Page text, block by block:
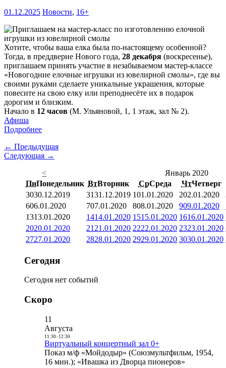
01.12.2025 Новости, 16+
Хотите, чтобы ваша елка была по-настоящему особенной?
Тогда, в преддверие Нового года, 28 декабря (воскресенье),
приглашаем принять участие в незабываемом мастер-классе
«Новогодние елочные игрушки из ювелирной смолы», где вы
своими руками сделаете уникальные украшения, которые
повесите на свою елку или преподнесёте их в подарок
дорогим и близким.
Начало в 12 часов (М. Ульяновой, 1, 1 этаж, зал № 2).
Афиша
Подробнее
← Предыдущая
Следующая →
<
Январь 2020
ПнПонедельник ВтВторник СрСреда ЧтЧетверг
3030.12.2019 3131.12.2019 101.01.2020 202.01.2020
606.01.2020 707.01.2020 808.01.2020 909.01.2020
1313.01.2020 1414.01.2020 1515.01.2020 1616.01.2020
2020.01.2020 21 21.01.2020 2222.01.2020 2323.01.2020
2727.01.2020 2828.01.2020 2929.01.2020 3030.01.2020
Сегодня
Сегодня нет событий
Скоро
11
Августа
11:30- 12:30
Виртуальный концертный зал 0+
Показ м/ф «Мойдодыр» (Союзмультфильм, 1954,
16 мин.); «Ивашка из Дворца пионеров»